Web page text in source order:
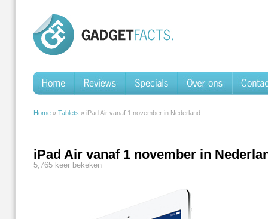
Home » Tablets » iPad Air vanaf 1 november in Nederland
iPad Air vanaf 1 november in
5,765 keer bekeken